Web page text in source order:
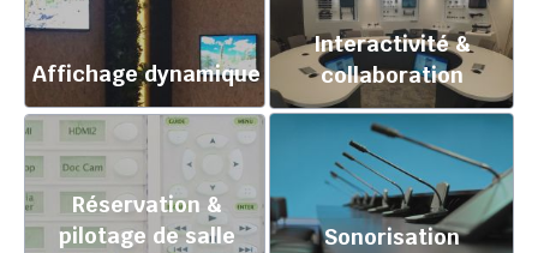
Affichage dynamique
Interactivité &
collaboration
Réservation &
pilotage de salle
Sonorisation